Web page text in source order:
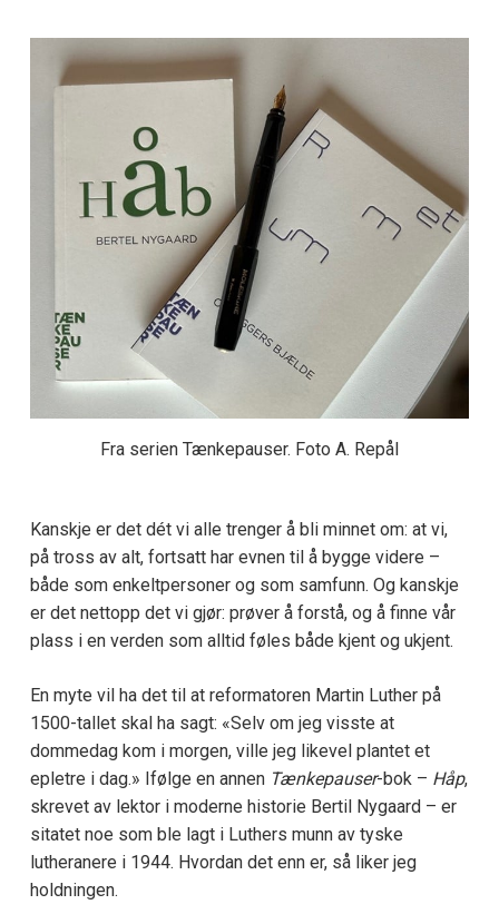
Fra serien Tænkepauser. Foto A. Repål
Kanskje er det dét vi alle trenger å bli minnet om: at vi,
på tross av alt, fortsatt har evnen til å bygge videre –
både som enkeltpersoner og som samfunn. Og kanskje
er det nettopp det vi gjør: prøver å forstå, og å finne vår
plass i en verden som alltid føles både kjent og ukjent.
En myte vil ha det til at reformatoren Martin Luther på
1500-tallet skal ha sagt: «Selv om jeg visste at
dommedag kom i morgen, ville jeg likevel plantet et
epletre i dag.» Ifølge en annen Tænkepauser-bok – Håp,
skrevet av lektor i moderne historie Bertil Nygaard – er
sitatet noe som ble lagt i Luthers munn av tyske
lutheranere i 1944. Hvordan det enn er, så liker jeg
holdningen.